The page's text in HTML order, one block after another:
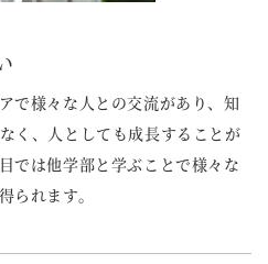
で様々な人との交流があり、知
く、人としても成長することが
では他学部と学ぶことで様々な
られます。